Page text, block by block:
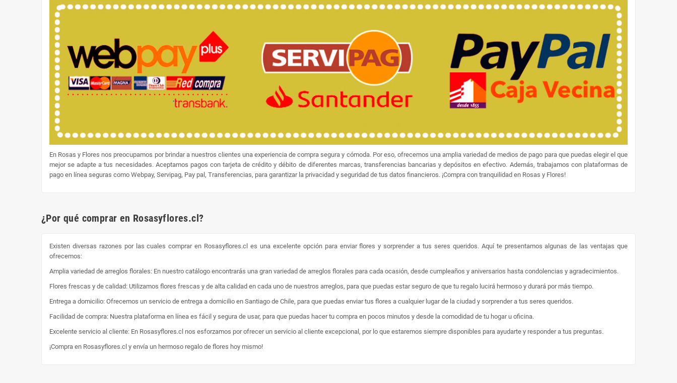
En Rosas y Flores nos preocupamos por brindar a nuestros clientes una experiencia de compra segura y cómoda. Por eso, ofrecemos una amplia variedad de medios de pago para que puedas elegir el que
mejor se adapte a tus necesidades. Aceptamos pagos con tarjeta de crédito y débito de diferentes marcas, transferencias bancarias y depósitos en efectivo. Además, trabajamos con plataformas de
pago en línea seguras como Webpay, Servipag, Pay pal, Transferencias, para garantizar la privacidad y seguridad de tus datos financieros. ¡Compra con tranquilidad en Rosas y Flores!
¿Por qué comprar en Rosasyflores.cl?
Existen diversas razones por las cuales comprar en Rosasyflores.cl es una excelente opción para enviar flores y sorprender a tus seres queridos. Aquí te presentamos algunas de las ventajas que
ofrecemos:
Amplia variedad de arreglos florales: En nuestro catálogo encontrarás una gran variedad de arreglos florales para cada ocasión, desde cumpleaños y aniversarios hasta condolencias y agradecimientos.
Flores frescas y de calidad: Utilizamos flores frescas y de alta calidad en cada uno de nuestros arreglos, para que puedas estar seguro de que tu regalo lucirá hermoso y durará por más tiempo.
Entrega a domicilio: Ofrecemos un servicio de entrega a domicilio en Santiago de Chile, para que puedas enviar tus flores a cualquier lugar de la ciudad y sorprender a tus seres queridos.
Facilidad de compra: Nuestra plataforma en línea es fácil y segura de usar, para que puedas hacer tu compra en pocos minutos y desde la comodidad de tu hogar u oficina.
Excelente servicio al cliente: En Rosasyflores.cl nos esforzamos por ofrecer un servicio al cliente excepcional, por lo que estaremos siempre disponibles para ayudarte y responder a tus preguntas.
¡Compra en Rosasyflores.cl y envía un hermoso regalo de flores hoy mismo!